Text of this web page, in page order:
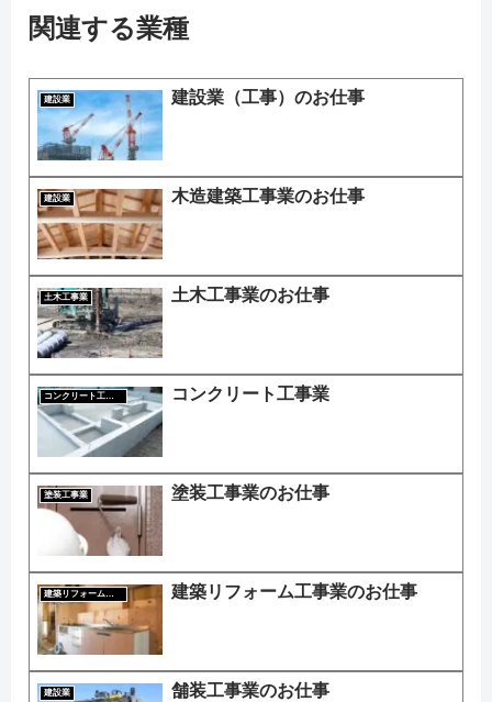
関連する業種
建設業 建設業（工事）のお仕事
建設業 木造建築工事業のお仕事
土木工事業 土木工事業のお仕事
コンクリート工事業 コンクリート工事業
塗装工事業 塗装工事業のお仕事
建築リフォーム工事業のお仕事
建設業 舗装工事業のお仕事